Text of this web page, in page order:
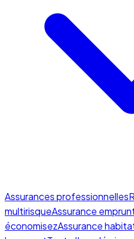
Assurances professionnelles
multirisqueAssurance
économisezAssurance